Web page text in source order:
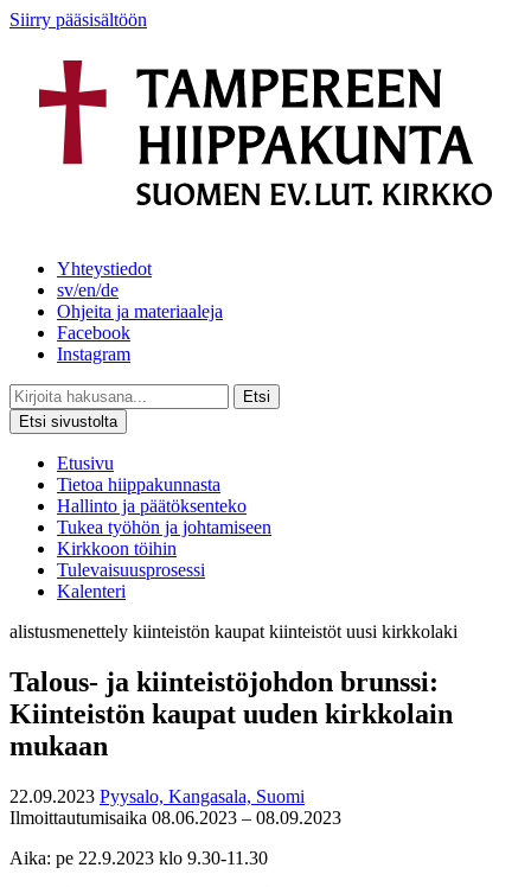
Siirry pääsisältöön
Yhteystiedot
sv/en/de
Ohjeita ja materiaaleja
Facebook
Instagram
Etsi
Etsi sivustolta
Etusivu
Tietoa hiippakunnasta
Hallinto ja päätöksenteko
Tukea työhön ja johtamiseen
Kirkkoon töihin
Tulevaisuusprosessi
Kalenteri
alistusmenettely kiinteistön kaupat kiinteistöt uusi kirkkolaki
Talous- ja kiinteistöjohdon brunssi:
Kiinteistön kaupat uuden kirkkolain
mukaan
22.09.2023 Pyysalo, Kangasala, Suomi
Ilmoittautumisaika 08.06.2023 – 08.09.2023
Aika: pe 22.9.2023 klo 9.30-11.30